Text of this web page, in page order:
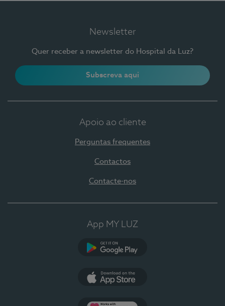
Newsletter
Quer receber a newsletter do Hospital da Luz?
Subscreva aqui
Apoio ao cliente
Perguntas frequentes
Contactos
Contacte-nos
App MY LUZ